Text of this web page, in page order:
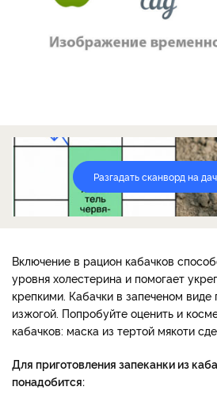
Разгадать сканворд на
Включение в рацион кабачков
уровня холестерина и помогает
крепкими. Кабачки в запеченом виде
изжогой. Попробуйте оценить и
кабачков: маска из тертой мякоти
Для приготовления запеканки из
понадобится: